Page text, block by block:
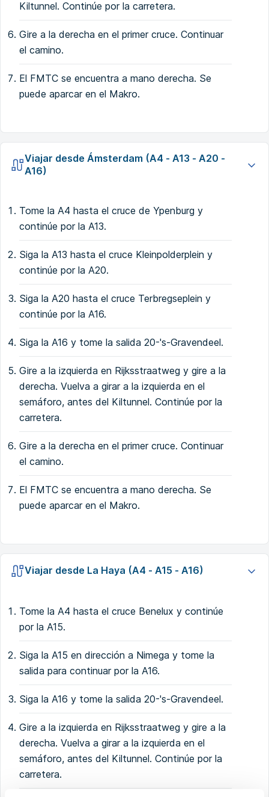
Kiltunnel. Continúe por la carretera.
Gire a la derecha en el primer cruce. Continuar
el camino.
El FMTC se encuentra a mano derecha. Se
puede aparcar en el Makro.
Viajar desde Ámsterdam (A4 - A13 - A20 -
A16)
Tome la A4 hasta el cruce de Ypenburg y
continúe por la A13.
Siga la A13 hasta el cruce Kleinpolderplein y
continúe por la A20.
Siga la A20 hasta el cruce Terbregseplein y
continúe por la A16.
Siga la A16 y tome la salida 20-'s-Gravendeel.
Gire a la izquierda en Rijksstraatweg y gire a la
derecha. Vuelva a girar a la izquierda en el
semáforo, antes del Kiltunnel. Continúe por la
carretera.
Gire a la derecha en el primer cruce. Continuar
el camino.
El FMTC se encuentra a mano derecha. Se
puede aparcar en el Makro.
Viajar desde La Haya (A4 - A15 - A16)
Tome la A4 hasta el cruce Benelux y continúe
por la A15.
Siga la A15 en dirección a Nimega y tome la
salida para continuar por la A16.
Siga la A16 y tome la salida 20-'s-Gravendeel.
Gire a la izquierda en Rijksstraatweg y gire a la
derecha. Vuelva a girar a la izquierda en el
semáforo, antes del Kiltunnel. Continúe por la
carretera.